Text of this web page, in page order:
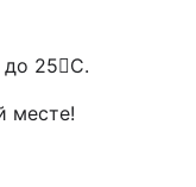
до 25С.
месте!